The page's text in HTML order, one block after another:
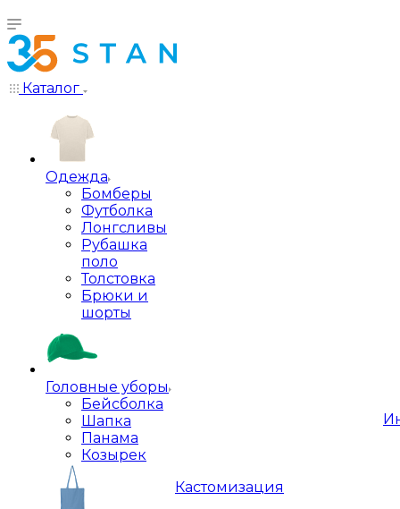
Каталог
Одежда
Бомберы
Футболка
Лонгсливы
Рубашка
поло
Толстовка
Брюки и
шорты
Головные уборы
Бейсболка
Шапка
Панама
Козырек
Кастомизация